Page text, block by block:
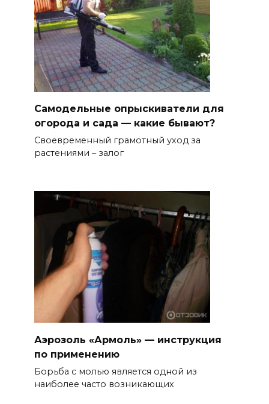
Самодельные опрыскиватели для
огорода и сада — какие бывают?
Своевременный грамотный уход за
растениями – залог
Аэрозоль «Армоль» — инструкция
по применению
Борьба с молью является одной из
наиболее часто возникающих